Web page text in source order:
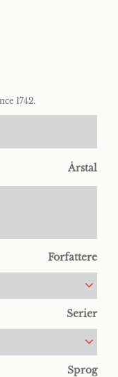
1742.
Årstal
Forfattere
Serier
Sprog